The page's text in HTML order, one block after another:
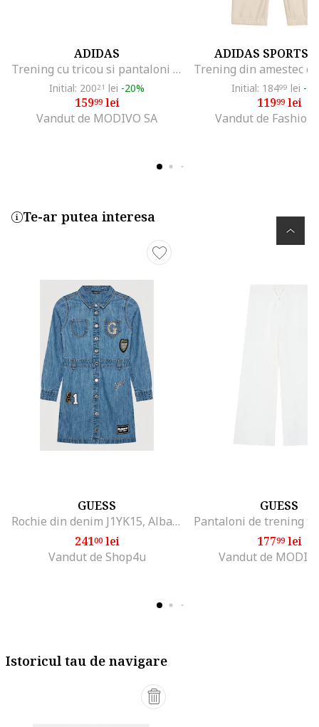
ADIDAS
Trening cu tricou si pantaloni scurti
Initial: 20021 lei -20%
15999lei
Vandut de MODIVO SA
ADIDAS
Initial: 18499 lei -
11999lei
Vandut de Fashion
Te-ar putea interesa
GUESS
Rochie din denim J1YK15, Albastru
24100lei
Vandut de Shop4u
GUESS
17799lei
Vandut de
Istoricul tau de navigare